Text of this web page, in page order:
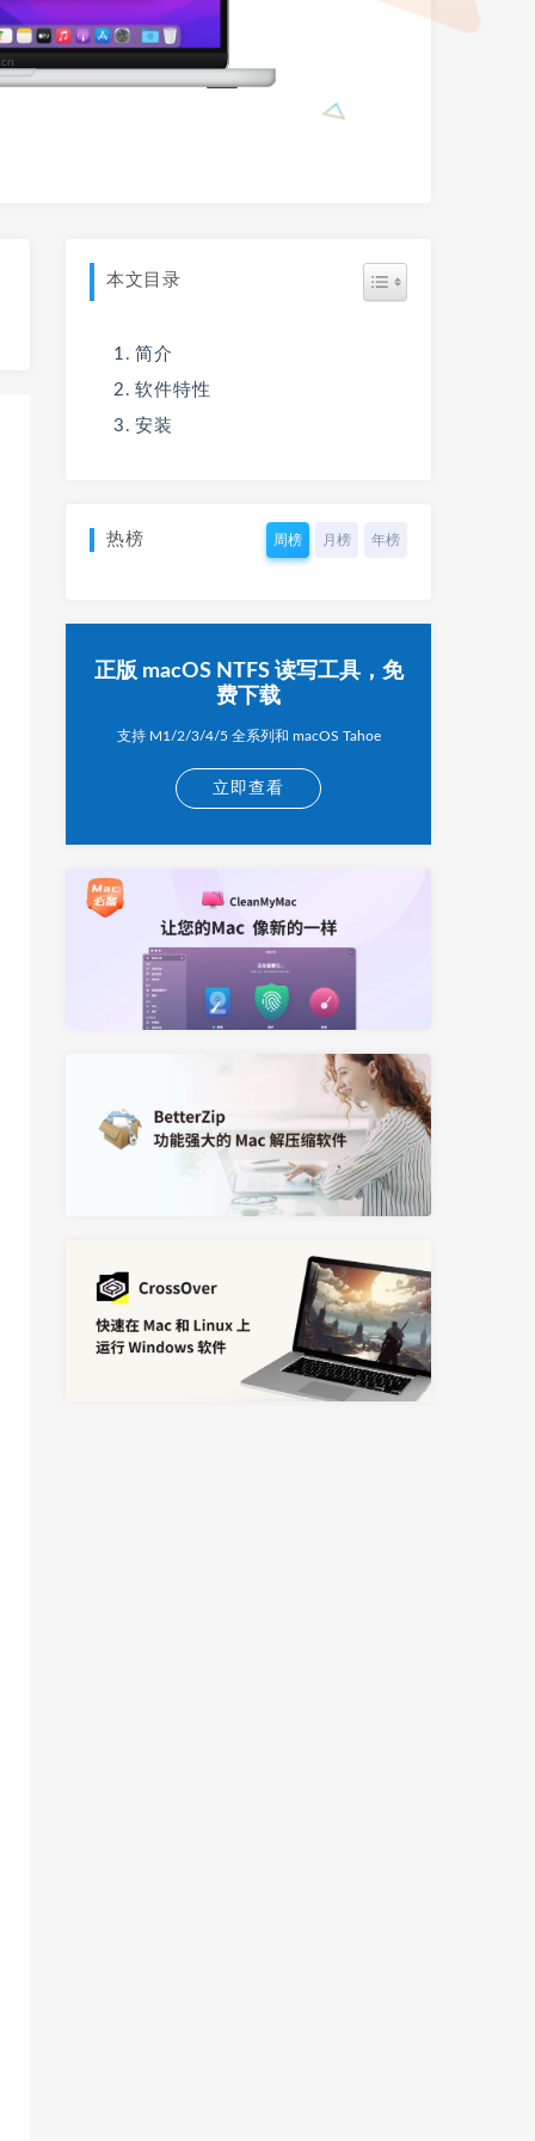
本文目录
简介
软件特性
安装
热榜 周榜 月榜 年榜
正版 macOS NTFS 读写工具，免
费下载
支持 M1/2/3/4/5 全系列和 macOS Tahoe
立即查看